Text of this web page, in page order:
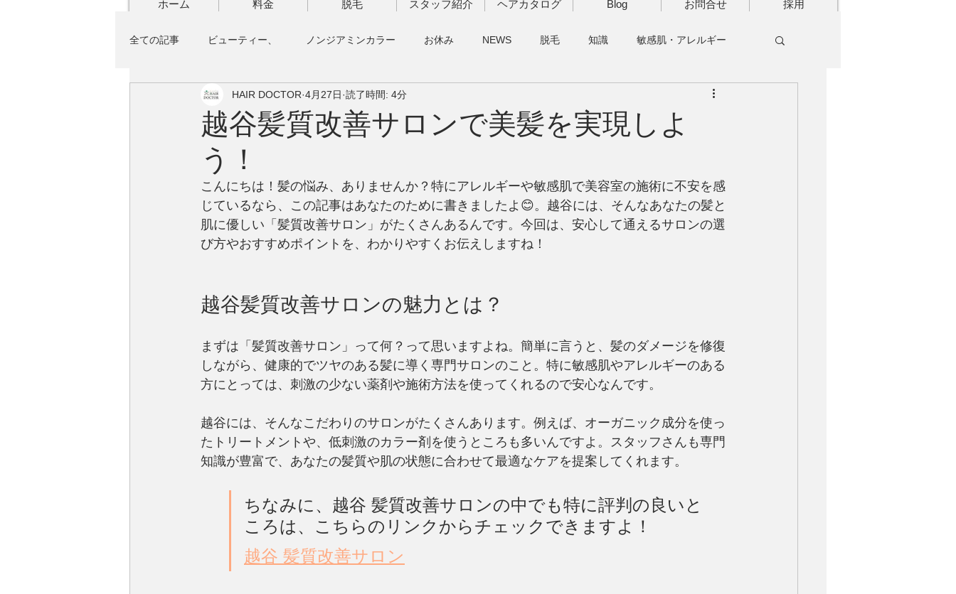
ホーム 料金 脱毛 スタッフ紹介 ヘアカタログ Blog お問合せ 採用
全ての記事 ビューティー、 ノンジアミンカラー お休み NEWS 脱毛 知識 敏感肌・アレルギー
テリーのわくわくドルチェ工房
越谷髪質改善サロンで美髪を実現しよ
う！
HAIR DOCTOR 4月27日 読了時間: 4分
こんにちは！髪の悩み、ありませんか？特にアレルギーや敏感肌で美容室の施術に不安を感
じているなら、この記事はあなたのために書きましたよ😊。越谷には、そんなあなたの髪と
肌に優しい「髪質改善サロン」がたくさんあるんです。今回は、安心して通えるサロンの選
び方やおすすめポイントを、わかりやすくお伝えしますね！
越谷髪質改善サロンの魅力とは？
まずは「髪質改善サロン」って何？って思いますよね。簡単に言うと、髪のダメージを修復
しながら、健康的でツヤのある髪に導く専門サロンのこと。特に敏感肌やアレルギーのある
方にとっては、刺激の少ない薬剤や施術方法を使ってくれるので安心なんです。
越谷には、そんなこだわりのサロンがたくさんあります。例えば、オーガニック成分を使っ
たトリートメントや、低刺激のカラー剤を使うところも多いんですよ。スタッフさんも専門
知識が豊富で、あなたの髪質や肌の状態に合わせて最適なケアを提案してくれます。
ちなみに、越谷 髪質改善サロンの中でも特に評判の良いと
ころは、こちらのリンクからチェックできますよ！
越谷 髪質改善サロン